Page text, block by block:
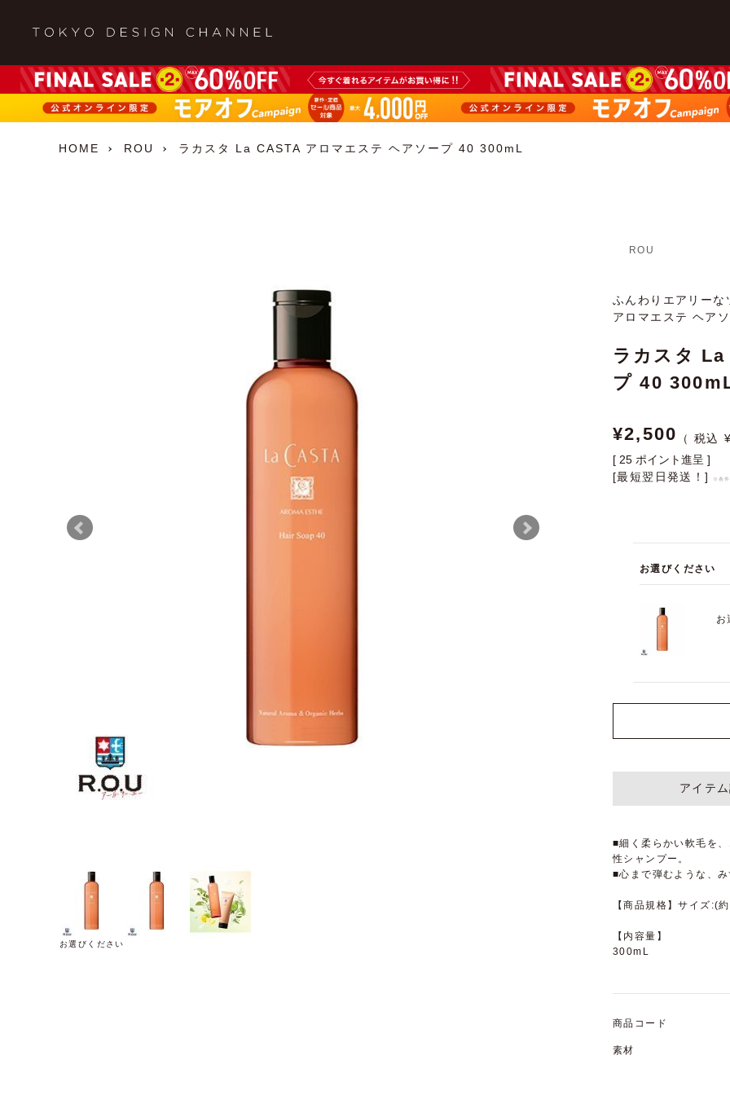
HOME ROU ラカスタ La CASTA アロマエステ ヘアソープ 40 300mL
お選びください
ROU
ふんわりエアリー
アロマエステ ヘア
ラカスタ
プ 40
¥2,500
[ 25 ポイント進呈 ]
[最短翌日発送！]
※条
お選びください
お
アイテ
■細く柔らかい軟毛を
性シャンプー。
■心まで弾むような、
【商品規格】サイズ:(
【内容量】
300mL
商品コード
素材